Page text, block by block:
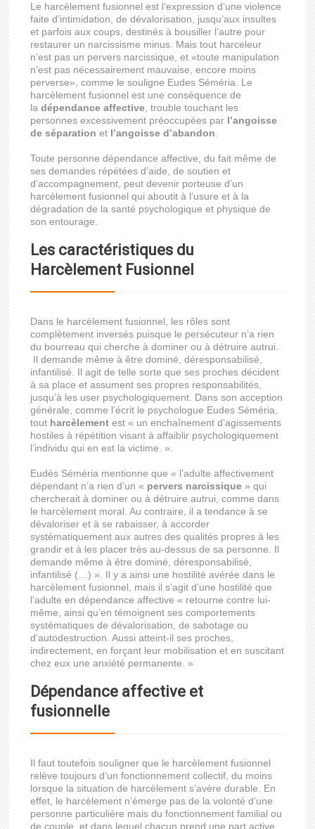
Le harcèlement fusionnel est l’expression d’une violence
faite d’intimidation, de dévalorisation, jusqu’aux insultes
et parfois aux coups, destinés à bousiller l’autre pour
restaurer un narcissisme minus. Mais tout harceleur
n’est pas un pervers narcissique, et «toute manipulation
n’est pas nécessairement mauvaise, encore moins
perverse», comme le souligne Eudes Séméria. Le
harcèlement fusionnel est une conséquence de
ladépendance affective , trouble touchant les
personnes excessivement préoccupées par l’angoisse
de séparation et l’angoisse d’abandon
Toute personne dépendance affective, du fait même de
ses demandes répétées d’aide, de soutien et
d’accompagnement, peut devenir porteuse d’un
harcèlement fusionnel qui aboutit à l’usure et à la
dégradation de la santé psychologique et physique de
son entourage.
Les caractéristiques du
Harcèlement Fusionnel
Dans le harcèlement fusionnel, les rôles sont
complètement inversés puisque le persécuteur n’a rien
du bourreau qui cherche à dominer ou à détruire autrui.
Il demande même à être dominé, déresponsabilisé,
infantilisé. Il agit de telle sorte que ses proches décident
à sa place et assument ses propres responsabilités,
jusqu’à les user psychologiquement. Dans son acception
générale, comme l’écrit le psychologue Eudes Séméria,
tout harcèlement est « un enchaînement d’agissements
hostiles à répétition visant à affaiblir psychologiquement
l’individu qui en est la victime. ».
Eudès Séméria mentionne que « l’adulte affectivement
dépendant n’a rien d’un « pervers narcissique » qui
chercherait à dominer ou à détruire autrui, comme dans
le harcèlement moral. Au contraire, il a tendance à se
dévaloriser et à se rabaisser, à accorder
systématiquement aux autres des qualités propres à les
grandir et à les placer très au-dessus de sa personne. Il
demande même à être dominé, déresponsabilisé,
infantilisé (…) ». Il y a ainsi une hostilité avérée dans le
harcèlement fusionnel, mais il s’agit d’une hostilité que
l’adulte en dépendance affective « retourne contre lui-
même, ainsi qu’en témoignent ses comportements
systématiques de dévalorisation, de sabotage ou
d’autodestruction. Aussi atteint-il ses proches,
indirectement, en forçant leur mobilisation et en suscitant
chez eux une anxiété permanente. »
Dépendance affective et
fusionnelle
Il faut toutefois souligner que le harcèlement fusionnel
relève toujours d’un fonctionnement collectif, du moins
lorsque la situation de harcèlement s’avère durable. En
effet, le harcèlement n’émerge pas de la volonté d’une
personne particulière mais du fonctionnement familial ou
de couple, et dans lequel chacun prend une part active.